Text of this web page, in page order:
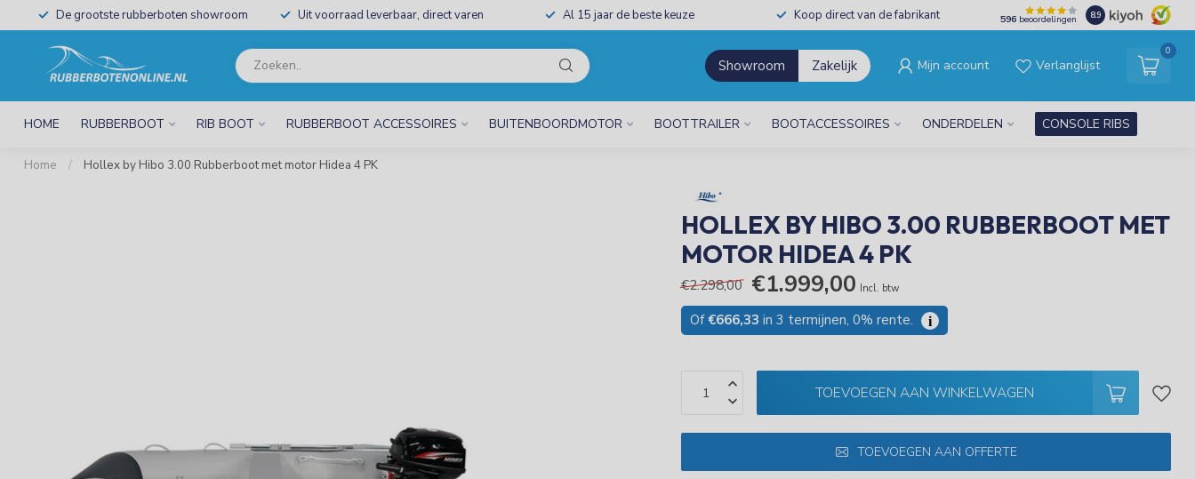
De grootste rubberboten showroom Uit voorraad leverbaar, direct varen Al 15 jaar de beste keuze Koop direct van de fabrikant 596 beoordelingen 8.9
Showroom Zakelijk Mijn account Verlanglijst
0
HOME RUBBERBOOT RIB BOOT RUBBERBOOT ACCESSOIRES BUITENBOORDMOTOR BOOTTRAILER BOOTACCESSOIRES ONDERDELEN CONSOLE RIBS
Home / Hollex by Hibo 3.00 Rubberboot met motor Hidea 4 PK
HOLLEX BY HIBO 3.00 RUBBERBOOT MET
MOTOR HIDEA 4 PK
€2.298,00 €1.999,00 Incl. btw
Of€666,33 in 3 termijnen, 0% rente. i
TOEVOEGEN AAN WINKELWAGEN
TOEVOEGEN AAN OFFERTE